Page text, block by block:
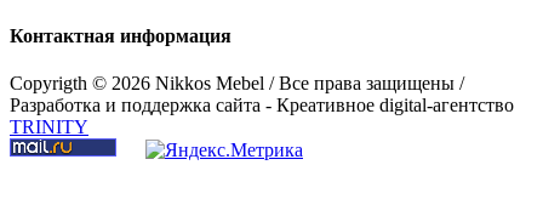
Кровать "Мальта" 100, 140, 160, 180, 200
Контактная информация
Copyrigth © 2026 Nikkos Mebel / Все права защищены /
Разработка и поддержка сайта - Креативное digital-агентство
TRINITY